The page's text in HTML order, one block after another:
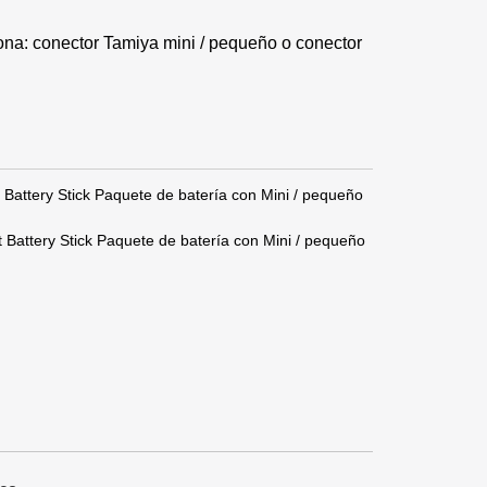
conector Tamiya mini / pequeño o conector
Stick Paquete de batería con Mini / pequeño
Stick Paquete de batería con Mini / pequeño